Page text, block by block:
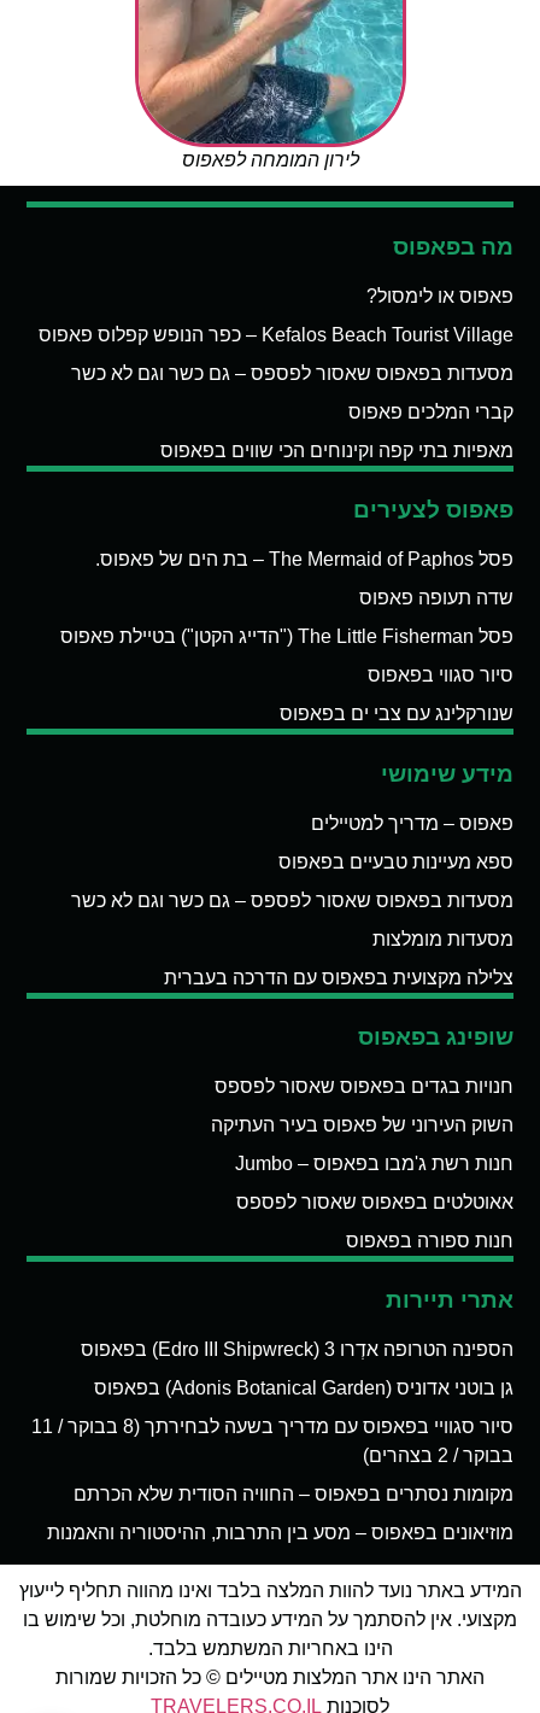
לירון המומחה לפאפוס
מה בפאפוס
פאפוס או לימסול?
Kefalos Beach Tourist Village – כפר הנופש קפלוס פאפוס
מסעדות בפאפוס שאסור לפספס – גם כשר וגם לא כשר
קברי המלכים פאפוס
מאפיות בתי קפה וקינוחים הכי שווים בפאפוס
פאפוס לצעירים
פסל The Mermaid of Paphos – בת הים של פאפוס.
שדה תעופה פאפוס
פסל The Little Fisherman ("הדייג הקטן") בטיילת פאפוס
סיור סגווי בפאפוס
שנורקלינג עם צבי ים בפאפוס
מידע שימושי
פאפוס – מדריך למטיילים
ספא מעיינות טבעיים בפאפוס
מסעדות בפאפוס שאסור לפספס – גם כשר וגם לא כשר
מסעדות מומלצות
צלילה מקצועית בפאפוס עם הדרכה בעברית
שופינג בפאפוס
חנויות בגדים בפאפוס שאסור לפספס
השוק העירוני של פאפוס בעיר העתיקה
חנות רשת ג'מבו בפאפוס – Jumbo
אאוטלטים בפאפוס שאסור לפספס
חנות ספורה בפאפוס
אתרי תיירות
הספינה הטרופה אדְרו 3 (Edro III Shipwreck) בפאפוס
גן בוטני אדוניס (Adonis Botanical Garden) בפאפוס
סיור סגוויי בפאפוס עם מדריך בשעה לבחירתך (8 בבוקר / 11
בבוקר / 2 בצהרים)
מקומות נסתרים בפאפוס – החוויה הסודית שלא הכרתם
מוזיאונים בפאפוס – מסע בין התרבות, ההיסטוריה והאמנות
המידע באתר נועד להוות המלצה בלבד ואינו מהווה תחליף לייעוץ
מקצועי. אין להסתמך על המידע כעובדה מוחלטת, וכל שימוש בו
הינו באחריות המשתמש בלבד.
האתר הינו אתר המלצות מטיילים © כל הזכויות שמורות
לסוכנות TRAVELERS.CO.IL